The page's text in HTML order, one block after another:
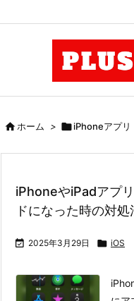
ホーム > iPhoneアプリ
iPhoneやiPadアプ
ドになった時の対処
 2025年3月29日  iOS